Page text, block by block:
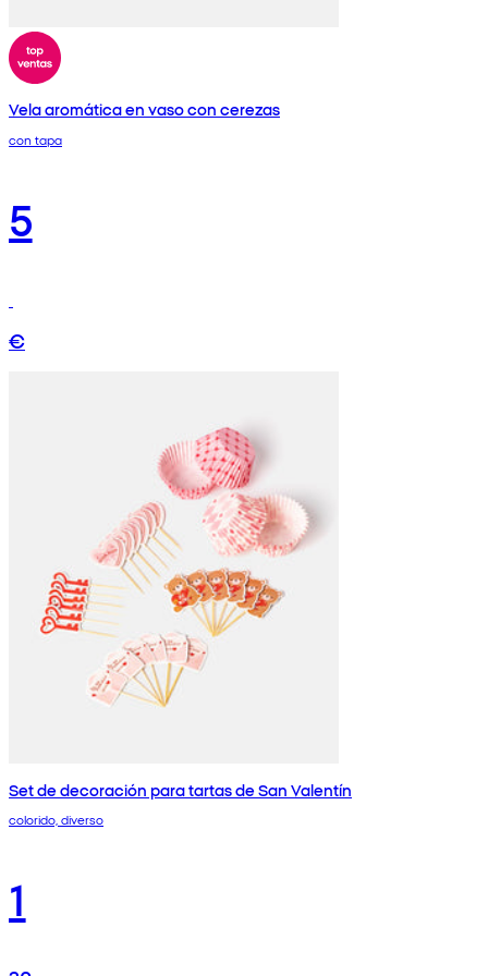
Vela aromática en vaso con cerezas
con tapa
5
€
Set de decoración para tartas de San Valentín
colorido, diverso
1